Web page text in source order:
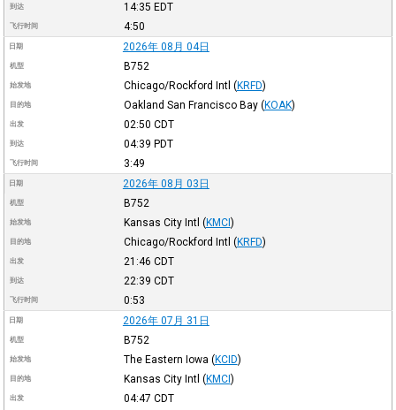
到达 14:35 EDT
飞行时间 4:50
日期 2026年 08月 04日
机型 B752
始发地 Chicago/Rockford Intl (KRFD)
目的地 Oakland San Francisco Bay (KOAK)
出发 02:50 CDT
到达 04:39 PDT
飞行时间 3:49
日期 2026年 08月 03日
机型 B752
始发地 Kansas City Intl (KMCI)
目的地 Chicago/Rockford Intl (KRFD)
出发 21:46 CDT
到达 22:39 CDT
飞行时间 0:53
日期 2026年 07月 31日
机型 B752
始发地 The Eastern Iowa (KCID)
目的地 Kansas City Intl (KMCI)
出发 04:47 CDT